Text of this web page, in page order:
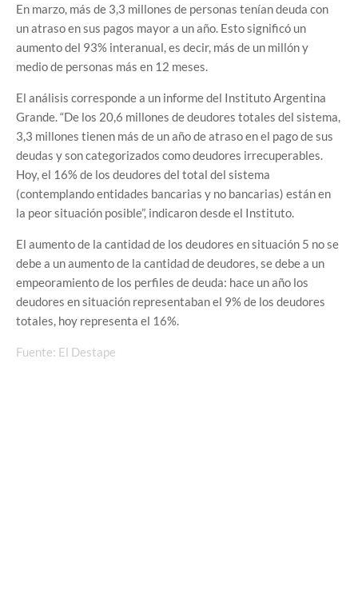
En marzo, más de 3,3 millones de personas tenían deuda con
un atraso en sus pagos mayor a un año. Esto significó un
aumento del 93% interanual, es decir, más de un millón y
medio de personas más en 12 meses.
El análisis corresponde a un informe del Instituto Argentina
Grande. “De los 20,6 millones de deudores totales del sistema,
3,3 millones tienen más de un año de atraso en el pago de sus
deudas y son categorizados como deudores irrecuperables.
Hoy, el 16% de los deudores del total del sistema
(contemplando entidades bancarias y no bancarias) están en
la peor situación posible”, indicaron desde el Instituto.
El aumento de la cantidad de los deudores en situación 5 no se
debe a un aumento de la cantidad de deudores, se debe a un
empeoramiento de los perfiles de deuda: hace un año los
deudores en situación representaban el 9% de los deudores
totales, hoy representa el 16%.
Fuente: El Destape